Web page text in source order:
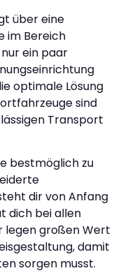
über eine
im Bereich
ein paar
optimale Lösung
sind
Transport
bestmöglich zu
dir von Anfang
dich bei allen
legen großen Wert
damit
sorgen musst.